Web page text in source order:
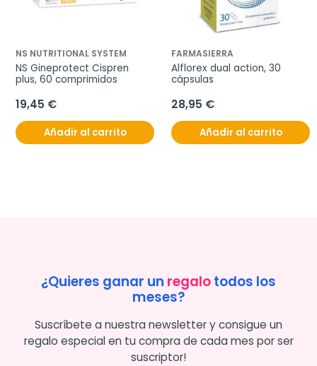
NS NUTRITIONAL SYSTEM
NS Gineprotect Cispren
plus, 60 comprimidos
19,45 €
Añadir al carrito
FARMASIERRA
Alflorex dual action, 30
cápsulas
28,95 €
Añadir al carrito
¿Quieres ganar un regalotodos los
meses?
Suscríbete a nuestra newsletter y consigue un
regalo especial en tu compra de cada mes por ser
suscriptor!